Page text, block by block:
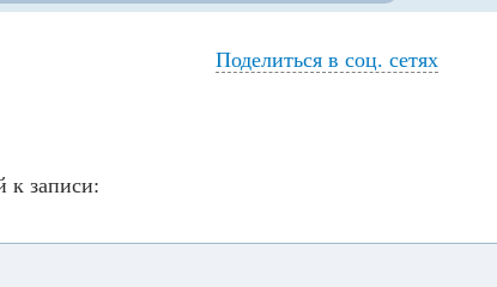
Поделиться в соц. сетях
к записи: